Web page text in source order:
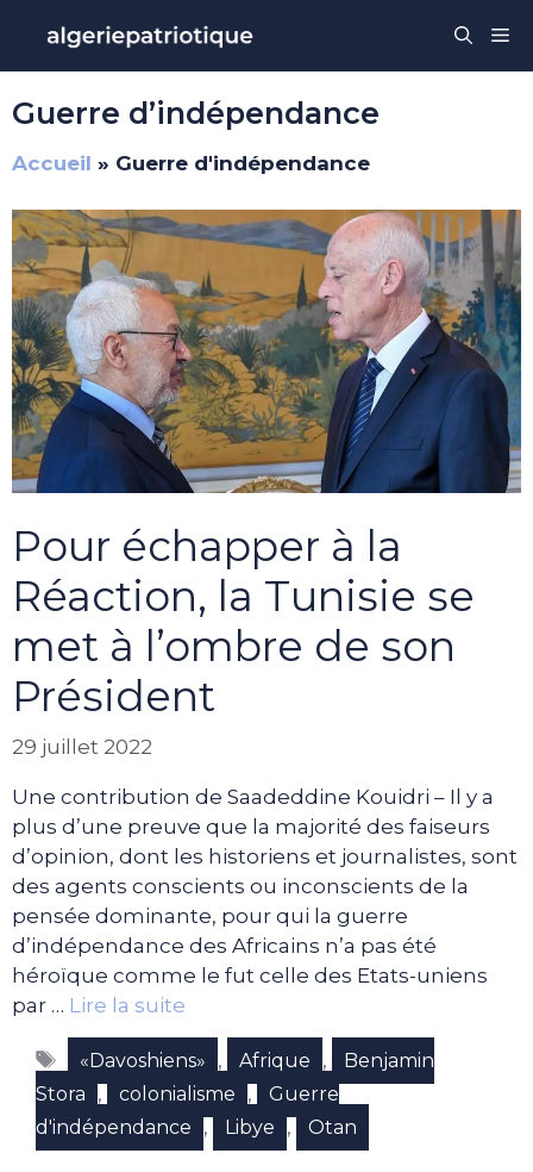
contenu
Guerre d’indépendance
Accueil » Guerre d'indépendance
Pour échapper à la
Réaction, la Tunisie se
met à l’ombre de son
Président
29 juillet 2022
Une contribution de Saadeddine Kouidri – Il y a
plus d’une preuve que la majorité des faiseurs
d’opinion, dont les historiens et journalistes, sont
des agents conscients ou inconscients de la
pensée dominante, pour qui la guerre
d’indépendance des Africains n’a pas été
héroïque comme le fut celle des Etats-uniens
par … Lire la suite
Étiquettes
«Davoshiens» , Afrique ,
Benjamin
Stora
, colonialisme ,
Guerre
d'indépendance
, Libye , Otan